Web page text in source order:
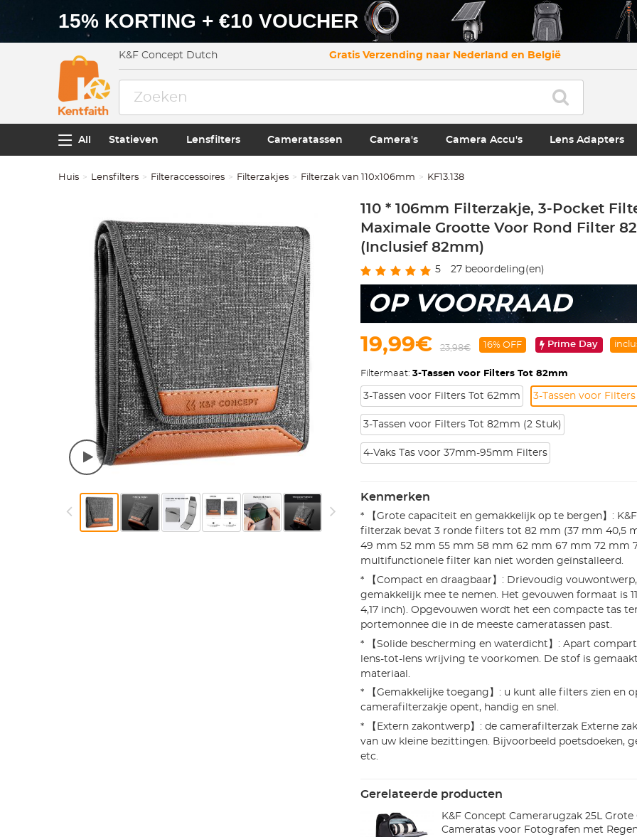
15% KORTING + €10 VOUCHER
K&F Concept Dutch Gratis Verzending naar Nederland en België
All Statieven Lensfilters Cameratassen Camera's Camera Accu's Lens Adapters
Huis Lensfilters Filteraccessoires Filterzakjes Filterzak van 110x106mm KF13.138
110 * 106mm Filterzakje, 3-Pocket
Maximale Grootte Voor Rond Filter
(Inclusief 82mm)
5 27beoordeling(en)
OP VOORRAAD
19,99€ 23,98€ 16% OFF Prime Day
Filtermaat: 3-Tassen voor Filters Tot 82mm
3-Tassen voor Filters Tot 62mm 3-Tassen voor
3-Tassen voor Filters Tot 82mm (2 Stuk)
4-Vaks Tas voor 37mm-95mm Filters
Kenmerken
* 【Grote capaciteit en gemakkelijk op te bergen】:
filterzak bevat 3 ronde filters tot 82 mm (37 mm 40,5
49 mm 52 mm 55 mm 58 mm 62 mm 67 mm 72 mm
multifunctionele filter kan niet worden geïnstalleerd.
* 【Compact en draagbaar】: Drievoudig
gemakkelijk mee te nemen. Het gevouwen formaat is
4,17 inch). Opgevouwen wordt het een compacte tas
portemonnee die in de meeste cameratassen past.
* 【Solide bescherming en waterdicht】: Apart
lens-tot-lens wrijving te voorkomen. De stof is
materiaal.
* 【Gemakkelijke toegang】: u kunt alle filters zien en
camerafilterzakje opent, handig en snel.
* 【Extern zakontwerp】: de camerafilterzak Externe
van uw kleine bezittingen. Bijvoorbeeld poetsdoeken,
etc.
Gerelateerde producten
K&F Concept Camerarugzak 25L Grote
Cameratas voor Fotografen met